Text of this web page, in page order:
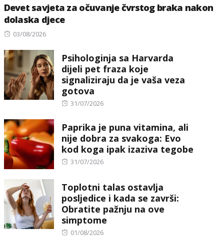
Devet savjeta za očuvanje čvrstog braka nakon
dolaska djece
Posted
03/08/2026
Psihologinja sa Harvarda
dijeli pet fraza koje
signaliziraju da je vaša veza
gotova
Posted
31/07/2026
Paprika je puna vitamina, ali
nije dobra za svakoga: Evo
kod koga ipak izaziva tegobe
Posted
31/07/2026
Toplotni talas ostavlja
posljedice i kada se završi:
Obratite pažnju na ove
simptome
Posted
01/08/2026